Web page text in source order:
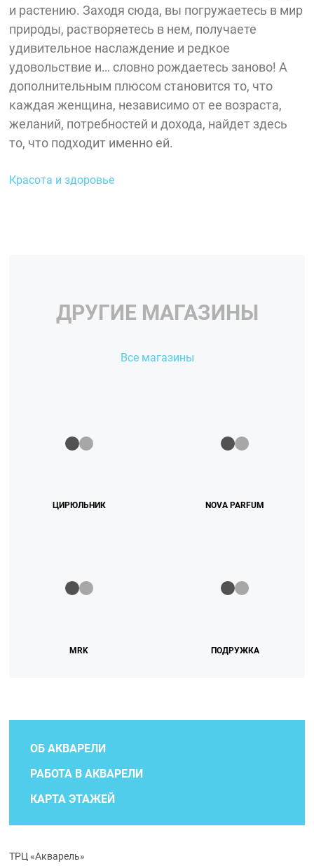
и растению. Заходя сюда, вы погружаетесь в мир
природы, растворяетесь в нем, получаете
удивительное наслаждение и редкое
удовольствие и… словно рождаетесь заново! А
дополнительным плюсом становится то, что
каждая женщина, независимо от ее возраста,
желаний, потребностей и дохода, найдет здесь
то, что подходит именно ей.
Красота и здоровье
ДРУГИЕ МАГАЗИНЫ
Все магазины
ЦИРЮЛЬНИК NOVA PARFUM
MRK ПОДРУЖКА
ОБ АКВАРЕЛИ
РАБОТА В АКВАРЕЛИ
КАРТА ЭТАЖЕЙ
ТРЦ «Акварель»